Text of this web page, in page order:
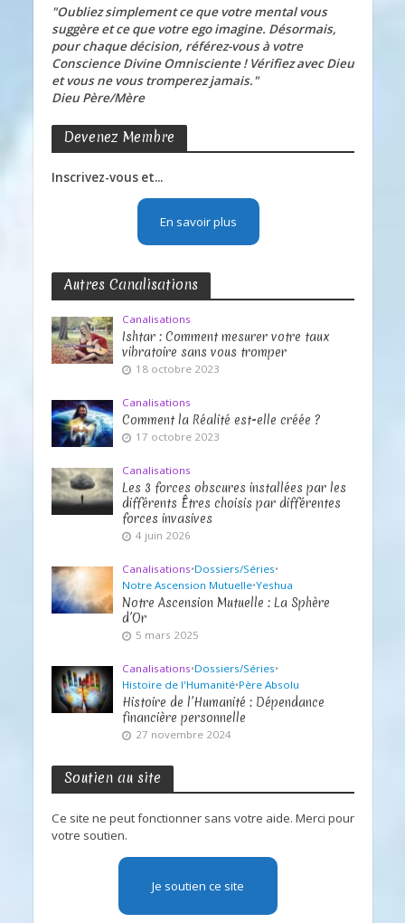
"Oubliez simplement ce que votre mental vous
suggère et ce que votre ego imagine. Désormais,
pour chaque décision, référez-vous à votre
Conscience Divine Omnisciente ! Vérifiez avec Dieu
et vous ne vous tromperez jamais."
Dieu Père/Mère
Devenez Membre
Inscrivez-vous et...
En savoir plus
Autres Canalisations
Canalisations
Ishtar : Comment mesurer votre taux
vibratoire sans vous tromper
18 octobre 2023
Canalisations
Comment la Réalité est-elle créée ?
17 octobre 2023
Canalisations
Les 3 forces obscures installées par les
différents Êtres choisis par différentes
forces invasives
4 juin 2026
Canalisations•Dossiers/Séries•
Notre Ascension Mutuelle•Yeshua
Notre Ascension Mutuelle : La Sphère
d’Or
5 mars 2025
Canalisations•Dossiers/Séries•
Histoire de l'Humanité•Père Absolu
Histoire de l’Humanité : Dépendance
financière personnelle
27 novembre 2024
Soutien au site
Ce site ne peut fonctionner sans votre aide. Merci pour
votre soutien.
Je soutien ce site